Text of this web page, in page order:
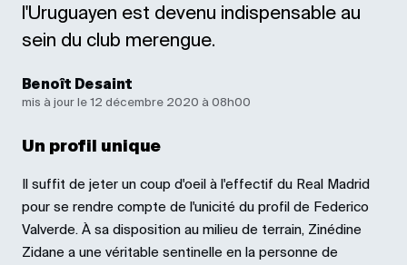
l'Uruguayen est devenu indispensable au
sein du club merengue.
Benoît Desaint
mis à jour le 12 décembre 2020 à 08h00
Un profil unique
Il suffit de jeter un coup d'oeil à l'effectif du Real Madrid
pour se rendre compte de l'unicité du profil de Federico
Valverde. À sa disposition au milieu de terrain, Zinédine
Zidane a une véritable sentinelle en la personne de